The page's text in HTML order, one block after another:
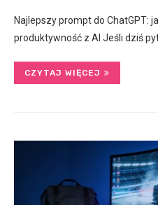
Najlepszy prompt do ChatGPT:
produktywność z AI Jeśli dziś
CZYTAJ WIĘCEJ